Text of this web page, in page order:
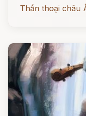
Thần thoại châu